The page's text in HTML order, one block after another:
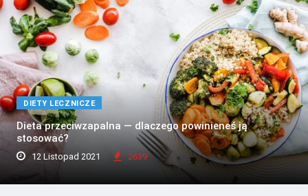
DIETY LECZNICZE
Dieta przeciwzapalna — dlaczego powinieneś ją
stosować?
12 Listopad 2021 2639